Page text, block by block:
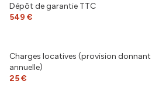
Dépôt de garantie TTC
549 €
Charges locatives (provision
annuelle)
25 €